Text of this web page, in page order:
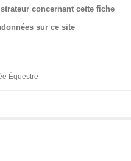
concernant cette fiche
sur ce site
Équestre